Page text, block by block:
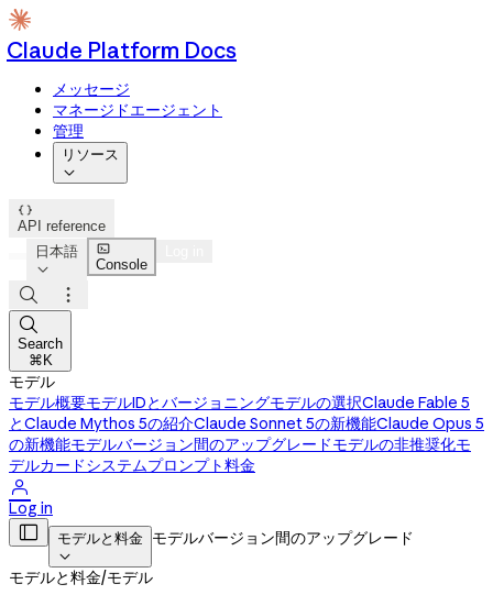
Claude Platform Docs
メッセージ
マネージドエージェント
管理
リソース


API reference
日本語


Console



Search
⌘K
モデル
モデル概要モデルIDとバージョニングモデルの選択Claude Fable 5
とClaude Mythos 5の紹介Claude Sonnet 5の新機能Claude Opus 5
の新機能モデルバージョン間のアップグレードモデルの非推奨化モ
デルカードシステムプロンプト料金

Log in
 モデルと料金

モデルバージョン間のアップグレード
モデルと料金/モデル